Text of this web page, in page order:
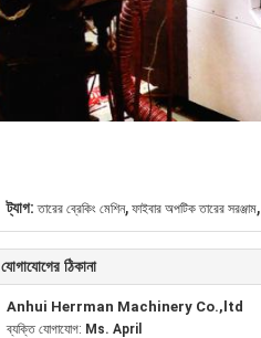
ট্যাগ: তারের ব্রেকিং মেশিন, ফাইবার অপটিক তারের সরঞ্জাম,
যোগাযোগের ঠিকানা
Anhui Herrman Machinery Co.,ltd
ব্যক্তি যোগাযোগ: Ms. April